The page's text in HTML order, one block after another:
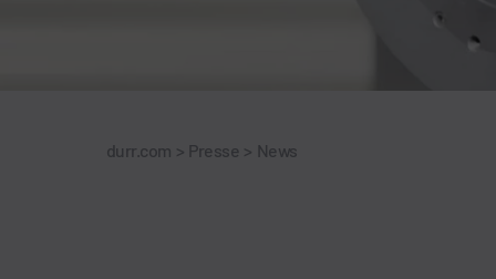
durr.com > Presse > News